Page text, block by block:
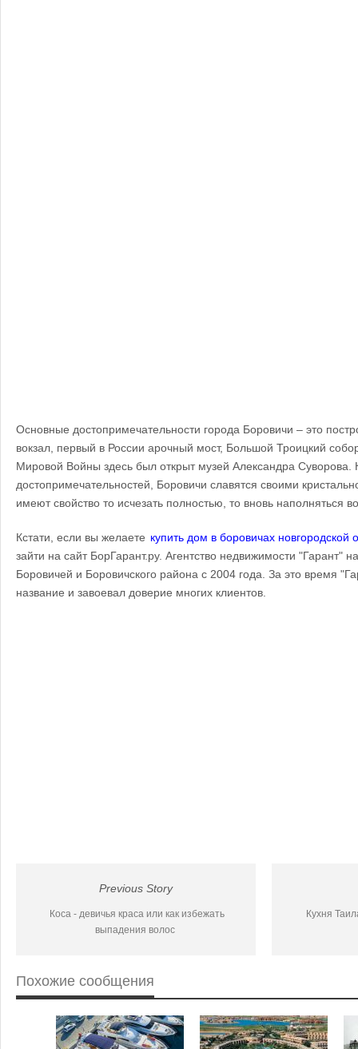
Основные достопримечательности города Боровичи – это
вокзал, первый в России арочный мост, Большой Троицкий
Мировой Войны здесь был открыт музей Александра Суворова.
достопримечательностей, Боровичи славятся своими
имеют свойство то исчезать полностью, то вновь наполняться
Кстати, если вы желаете купить дом в боровичах новгородской
зайти на сайт БорГарант.ру. Агентство недвижимости "Гарант"
Боровичей и Боровичского района с 2004 года. За это время
название и завоевал доверие многих клиентов.
Previous Story
Коса - девичья краса или как избежать
выпадения волос
Кухня
Похожие сообщения